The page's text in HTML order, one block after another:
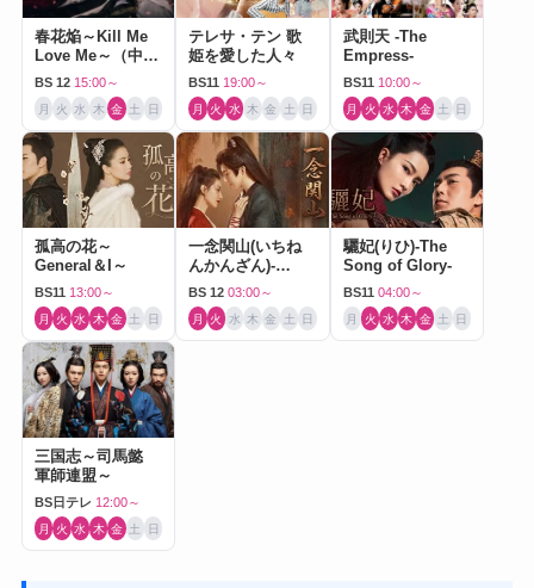
春花焔～Kill Me
Love Me～（中国
ドラマ）
BS 12 15:00～
月 火 水 木 金 土 日
テレサ・テン 歌
姫を愛した人々
BS11 19:00～
月 火 水 木 金 土 日
武則天 -The
Empress-
BS11 10:00～
月 火 水 木 金 土 日
孤高の花～
General＆I～
BS11 13:00～
月 火 水 木 金 土 日
一念関山(いちね
んかんざん)-
Journey to Love-
BS 12 03:00～
月 火 水 木 金 土 日
驪妃(りひ)-The
Song of Glory-
BS11 04:00～
月 火 水 木 金 土 日
三国志～司馬懿
軍師連盟～
BS日テレ 12:00～
月 火 水 木 金 土 日